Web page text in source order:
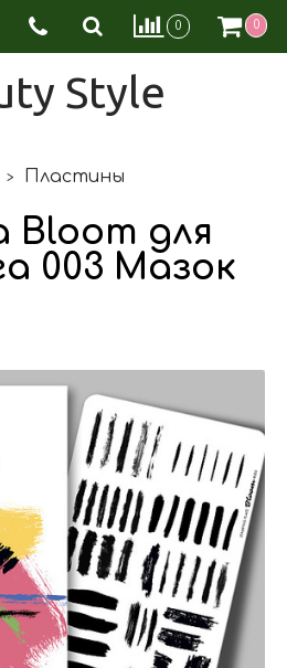
0 0
Style
Пластины
Bloom для
003 Мазок